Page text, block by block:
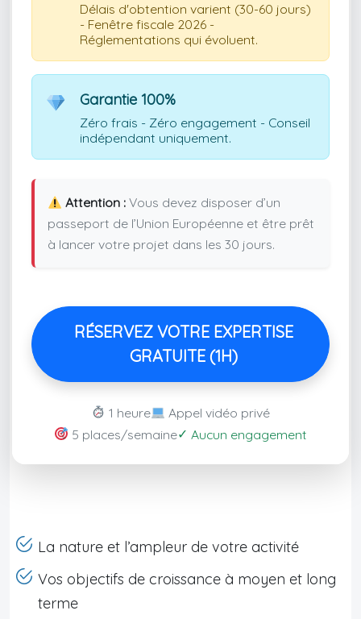
Délais d'obtention varient (30-60 jours)
- Fenêtre fiscale 2026 -
Réglementations qui évoluent.
Garantie 100%
Zéro frais - Zéro engagement - Conseil
indépendant uniquement.
Attention :Vous devez disposer d’un
passeport de l’Union Européenne et être prêt
à lancer votre projet dans les 30 jours.
RÉSERVEZ VOTRE EXPERTISE
GRATUITE (1H)
1 heure
Appel vidéo privé
5 places/semaine✓ Aucun engagement
La nature et l’ampleur de votre activité
Vos objectifs de croissance à moyen et long
terme